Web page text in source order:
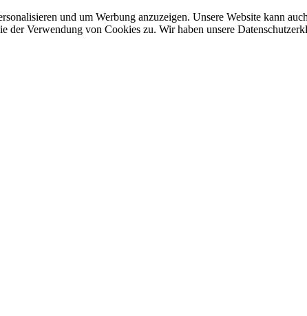
und um Werbung anzuzeigen. Unsere Website kann
Verwendung von Cookies zu. Wir haben unsere